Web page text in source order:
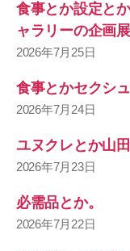
食事とか設定と
ャラリーの企画
2026年7月25日
食事とかセクシ
2026年7月24日
ユヌクレとか山田
2026年7月23日
必需品とか。
2026年7月22日